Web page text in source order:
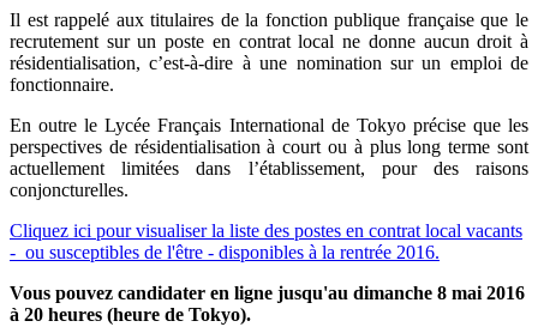
Il est rappelé aux titulaires de la fonction publique française que le
recrutement sur un poste en contrat local ne donne aucun droit à
résidentialisation, c’est-à-dire à une nomination sur un emploi de
fonctionnaire.
En outre le Lycée Français International de Tokyo précise que les
perspectives de résidentialisation à court ou à plus long terme sont
actuellement limitées dans l’établissement, pour des raisons
conjoncturelles.
Cliquez ici pour visualiser la liste des postes en contrat local vacants
- ou susceptibles de l'être - disponibles à la rentrée 2016.
Vous pouvez candidater en ligne jusqu'au dimanche 8 mai 2016
à 20 heures (heure de Tokyo).